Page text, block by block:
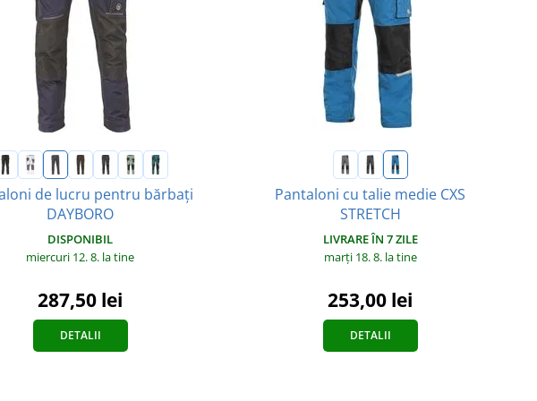
de lucru pentru bărbați
DAYBORO
DISPONIBIL
miercuri 12. 8. la tine
287,50 lei
DETALII
Pantaloni cu talie medie CXS
STRETCH
LIVRARE ÎN 7 ZILE
marți 18. 8. la tine
253,00 lei
DETALII